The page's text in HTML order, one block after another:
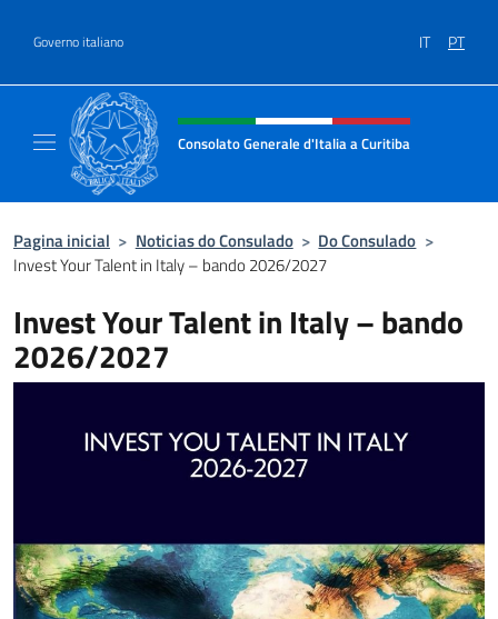
Governo italiano IT PT
Site, social e cabeçalho do menu
Consolato Generale d'Italia a Curitiba
Pagina inicial > Noticias do Consulado > Do Consulado >
Invest Your Talent in Italy – bando 2026/2027
Invest Your Talent in Italy – bando
2026/2027